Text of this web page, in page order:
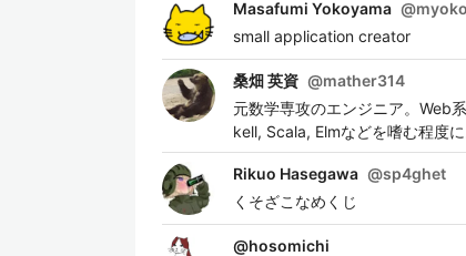
Masafumi Yokoyama @
small application creator
桑畑 英資 @mather314
元数学専攻のエンジニア。Web
kell, Scala, Elmなどを嗜む程度に
Rikuo Hasegawa @sp4ghet
くそざこなめくじ
@hosomichi